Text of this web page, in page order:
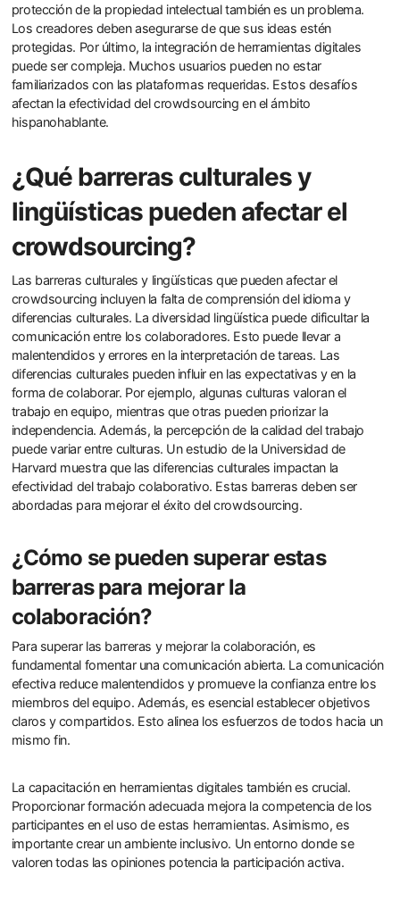
protección de la propiedad intelectual también es un problema.
Los creadores deben asegurarse de que sus ideas estén
protegidas. Por último, la integración de herramientas digitales
puede ser compleja. Muchos usuarios pueden no estar
familiarizados con las plataformas requeridas. Estos desafíos
afectan la efectividad del crowdsourcing en el ámbito
hispanohablante.
¿Qué barreras culturales y
lingüísticas pueden afectar el
crowdsourcing?
Las barreras culturales y lingüísticas que pueden afectar el
crowdsourcing incluyen la falta de comprensión del idioma y
diferencias culturales. La diversidad lingüística puede dificultar la
comunicación entre los colaboradores. Esto puede llevar a
malentendidos y errores en la interpretación de tareas. Las
diferencias culturales pueden influir en las expectativas y en la
forma de colaborar. Por ejemplo, algunas culturas valoran el
trabajo en equipo, mientras que otras pueden priorizar la
independencia. Además, la percepción de la calidad del trabajo
puede variar entre culturas. Un estudio de la Universidad de
Harvard muestra que las diferencias culturales impactan la
efectividad del trabajo colaborativo. Estas barreras deben ser
abordadas para mejorar el éxito del crowdsourcing.
¿Cómo se pueden superar estas
barreras para mejorar la
colaboración?
Para superar las barreras y mejorar la colaboración, es
fundamental fomentar una comunicación abierta. La comunicación
efectiva reduce malentendidos y promueve la confianza entre los
miembros del equipo. Además, es esencial establecer objetivos
claros y compartidos. Esto alinea los esfuerzos de todos hacia un
mismo fin.
La capacitación en herramientas digitales también es crucial.
Proporcionar formación adecuada mejora la competencia de los
participantes en el uso de estas herramientas. Asimismo, es
importante crear un ambiente inclusivo. Un entorno donde se
valoren todas las opiniones potencia la participación activa.